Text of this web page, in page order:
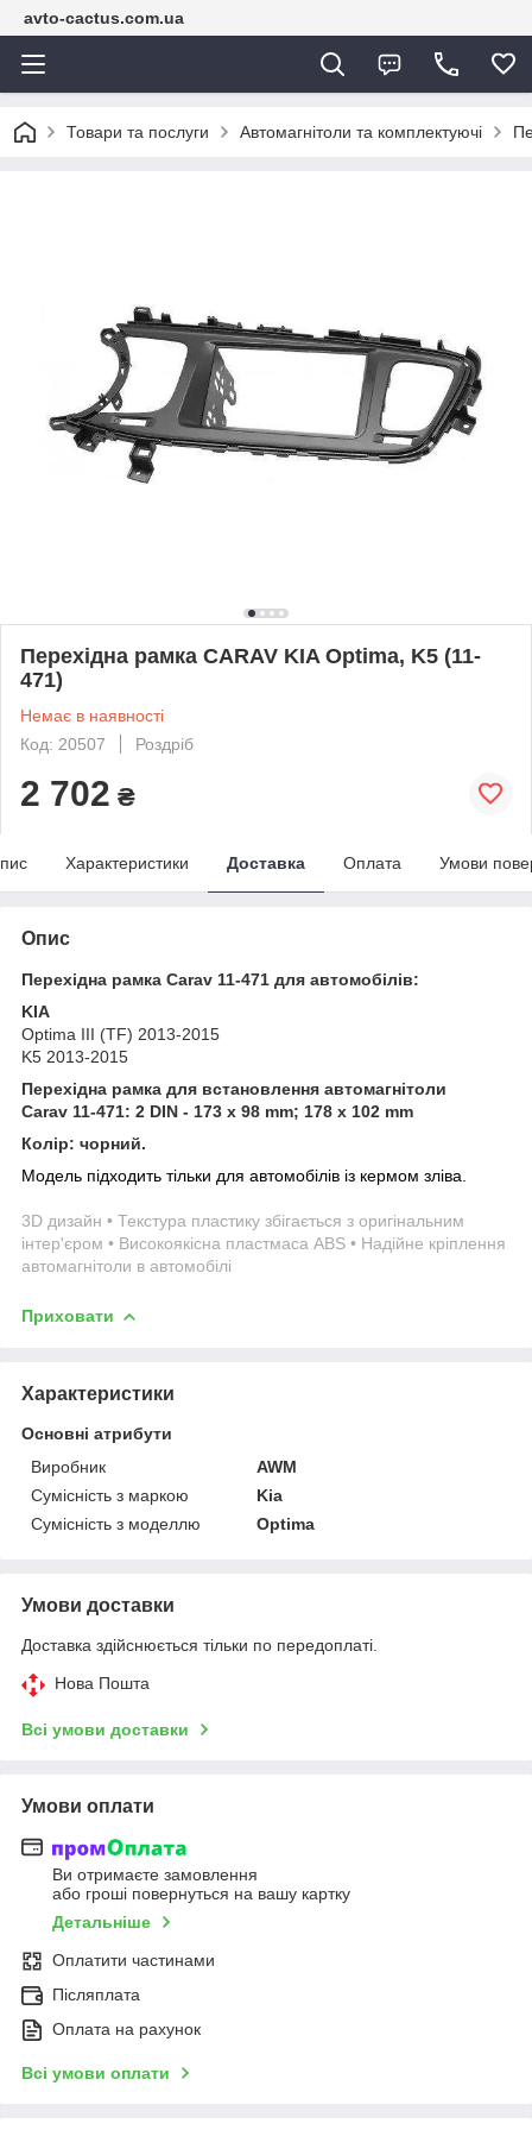
avto-cactus.com.ua
Товари та послуги Автомагнітоли та комплектуючі
Перехідна рамка CARAV KIA Optima, K5 (11-
471)
Немає в наявності
Код: 20507
Роздріб
2 702 ₴
Характеристики Доставка Оплата Умови
Опис
Перехідна рамка Carav 11-471 для автомобілів:
KIA
Optima III (TF) 2013-2015
K5 2013-2015
Перехідна рамка для встановлення автомагнітоли
Carav 11-471: 2 DIN - 173 x 98 mm; 178 x 102 mm
Колір: чорний.
Модель підходить тільки для автомобілів із кермом зліва.
3D дизайн • Текстура пластику збігається з оригінальним
інтер'єром • Високоякісна пластмаса ABS • Надійне кріплення
автомагнітоли в автомобілі
Приховати
Характеристики
Основні атрибути
Виробник
AWM
Сумісність з маркою
Kia
Сумісність з моделлю
Optima
Умови доставки
Доставка здійснюється тільки по передоплаті.
Нова Пошта
Всі умови доставки
Умови оплати
Ви отримаєте замовлення
або гроші повернуться на вашу картку
Детальніше
Оплатити частинами
Післяплата
Оплата на рахунок
Всі умови оплати